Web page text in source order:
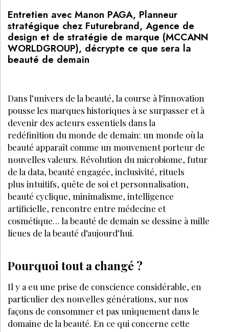
Entretien avec Manon PAGA, Planneur
stratégique chez Futurebrand, Agence de
design et de stratégie de marque (MCCANN
WORLDGROUP), décrypte ce que sera la
beauté de demain
Dans l’univers de la beauté, la course à l’innovation
pousse les marques historiques à se surpasser et à
devenir des acteurs essentiels dans la
redéfinition du monde de demain: un monde où la
beauté apparaît comme un mouvement porteur de
nouvelles valeurs. Révolution du microbiome, futur
de la data, beauté engagée, inclusivité, rituels
plus intuitifs, quête de soi et personnalisation,
beauté cyclique, minimalisme, intelligence
artificielle, rencontre entre médecine et
lieues de la beauté d’aujourd’hui.
Pourquoi tout a changé ?